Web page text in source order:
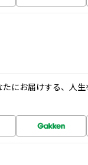
にお届けする、人